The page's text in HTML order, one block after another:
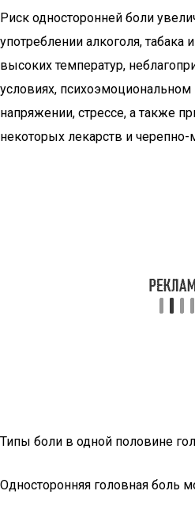
Риск односторонней боли
употреблении алкоголя, табака
высоких температур,
условиях,
напряжении, стрессе, а также
некоторых лекарств и
Типы боли в одной половине
Односторонняя головная боль